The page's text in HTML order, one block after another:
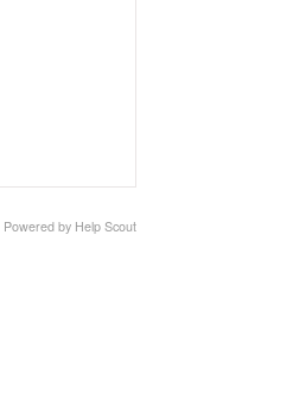
Powered by Help Scout